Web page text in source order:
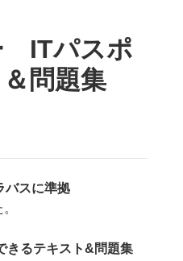
ITパスポ
＆問題集
バスに準拠
きるテキスト&問題集